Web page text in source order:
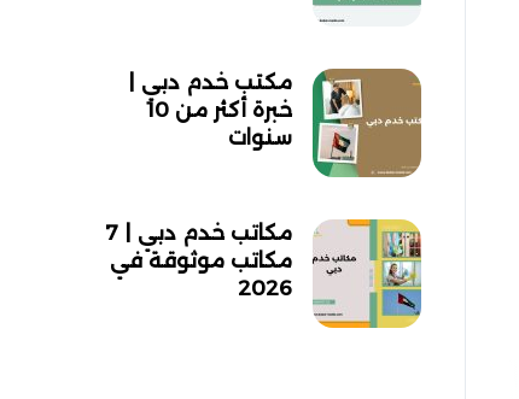
مكتب خدم دبي |
خبرة أكثر من 10
سنوات
مكاتب خدم دبي | 7
مكاتب موثوقة في
2026